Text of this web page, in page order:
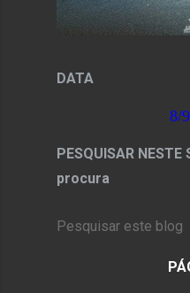
DATA
8/
PESQUISAR
procura